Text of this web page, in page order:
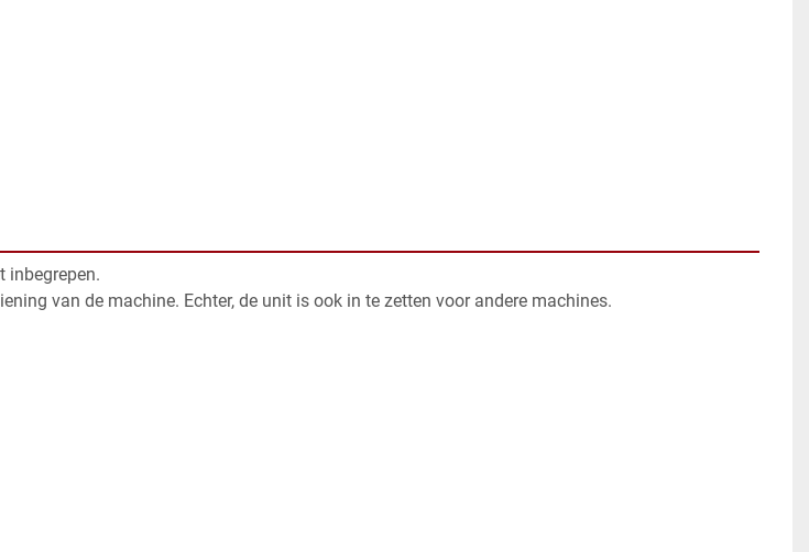
inbegrepen.
van de machine. Echter, de unit is ook in te zetten voor andere machines.